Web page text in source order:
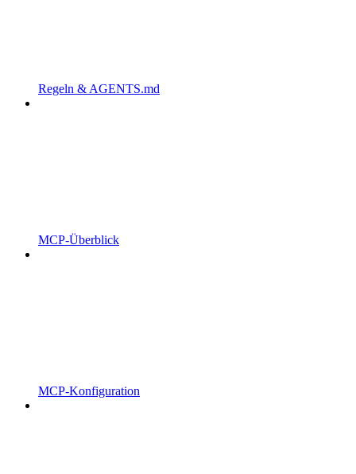
Regeln & AGENTS.md
MCP-Überblick
MCP-Konfiguration